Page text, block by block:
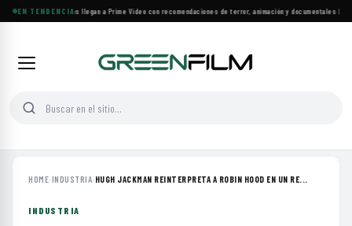
EN TENDENCIA
Más de 160 estrenos llegan a Prime Video con recomendaciones de terror, animación y documentales·Las
HOME›INDUSTRIA› HUGH JACKMAN REINTERPRETA A ROBIN HOOD EN UN RE...
INDUSTRIA